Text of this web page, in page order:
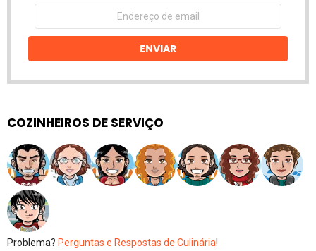
Endereço
email
ENVIAR
COZINHEIROS DE SERVIÇO
Problema? Perguntas e Respostas de Culinária!